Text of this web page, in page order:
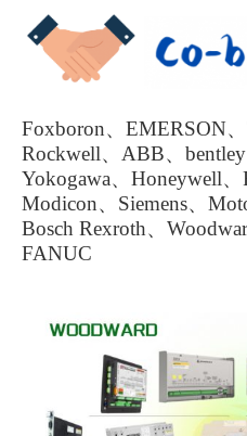
Foxboron、EMERSON
Rockwell、ABB、bentley
Yokogawa、Honeywell、
Modicon、Siemens、
Bosch Rexroth、
FANUC